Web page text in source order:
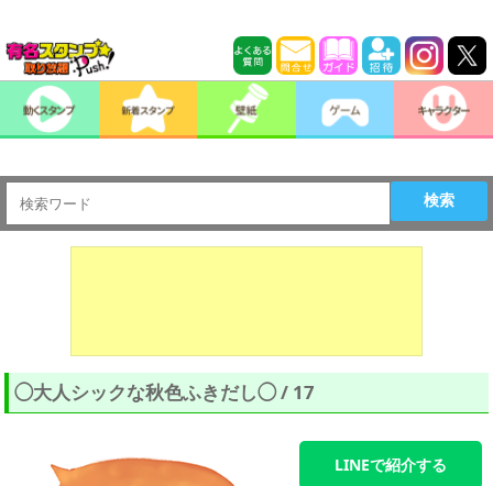
検索
◯大人シックな秋色ふきだし◯ / 17
LINEで紹介する